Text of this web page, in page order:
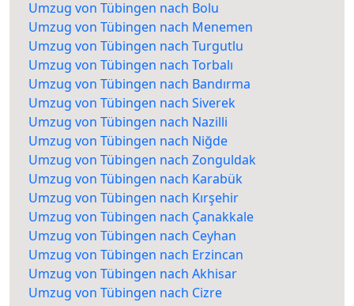
Umzug von Tübingen nach Bolu
Umzug von Tübingen nach Menemen
Umzug von Tübingen nach Turgutlu
Umzug von Tübingen nach Torbalı
Umzug von Tübingen nach Bandırma
Umzug von Tübingen nach Siverek
Umzug von Tübingen nach Nazilli
Umzug von Tübingen nach Niğde
Umzug von Tübingen nach Zonguldak
Umzug von Tübingen nach Karabük
Umzug von Tübingen nach Kırşehir
Umzug von Tübingen nach Çanakkale
Umzug von Tübingen nach Ceyhan
Umzug von Tübingen nach Erzincan
Umzug von Tübingen nach Akhisar
Umzug von Tübingen nach Cizre